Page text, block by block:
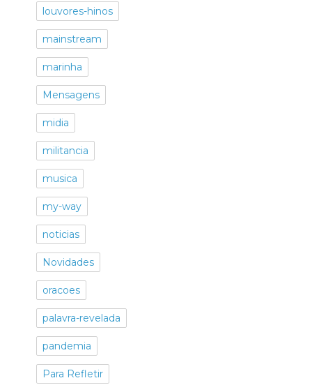
louvores-hinos
mainstream
marinha
Mensagens
midia
militancia
musica
my-way
noticias
Novidades
oracoes
palavra-revelada
pandemia
Para Refletir